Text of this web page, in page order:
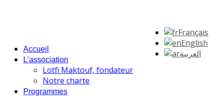
Français
English
العربية
Accueil
L’association
Lotfi Maktouf, fondateur
Notre charte
Programmes